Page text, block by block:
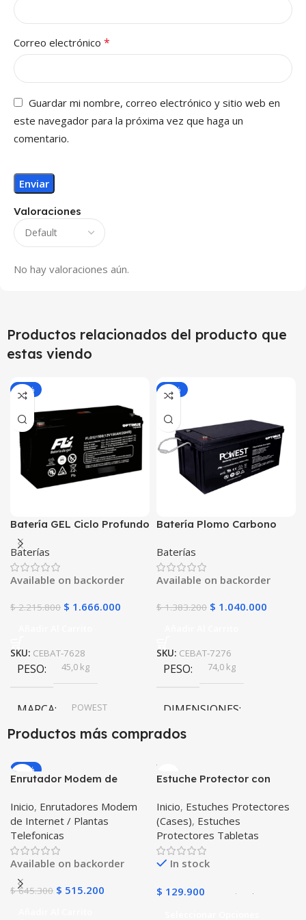
Valoraciones
No hay valoraciones aún.
Correo electrónico *
Guardar mi nombre, correo electrónico y sitio web en
este navegador para la próxima vez que haga un
comentario.
Productos relacionados del producto que
estas viendo
-25%
Batería GEL Ciclo Profundo
12V 150Ah POWEST
FLS121500DC | Energía
Solar | Deep Cycle VRLA |
Off-Grid
Baterías
Available on backorder
$2.215.800 $ 1.666.000
SKU: CEBAT-7628
PESO 45,0 kg
MARCA POWEST
-25%
Batería Plomo Carbono
VRLA | Máxima Capacidad
| Ciclo Profundo para
Grandes Proyectos
Baterías
Available on backorder
$1.383.200 $ 1.040.000
SKU: CEBAT-7276
PESO 74,0 kg
DIMENSIONES
MARCA POWEST
Productos más comprados
-20%
Enrutador Modem de
Libre Todo Operador 4G
LTE SIMCARD
Inicio, Enrutadores Modem
de Internet / Plantas
Telefonicas
Available on backorder
$645.300 $ 515.200
Estuche Protector con
Tablet Samsung Galaxy
Tab A8 10.5 2021 – 2022
SM-x200 SM-x205 Anti
golpes con soporte
Inicio, Estuches Protectores
(Cases), Estuches
Protectores Tabletas
In stock
$ 129.900